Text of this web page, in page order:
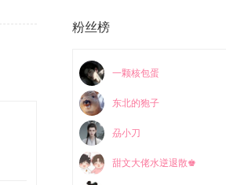
粉丝榜
一颗核包蛋
东北的狍子
刕小刀
甜文大佬水逆退散♚